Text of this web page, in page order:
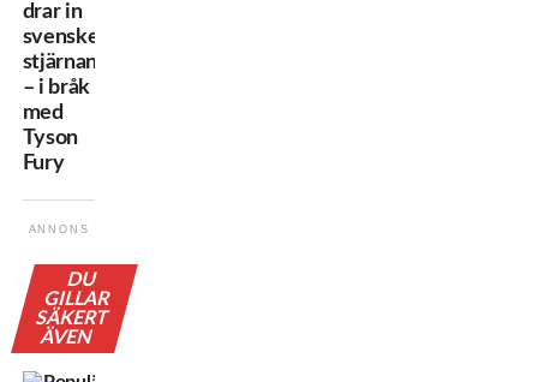
drar in
svenske
stjärnan
– i bråk
med
Tyson
Fury
ANNONS
DU
GILLAR
SÄKERT
ÄVEN